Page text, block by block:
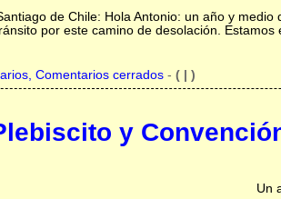
de Chile: Hola Antonio: un año y medio
por este camino de desolación. Estamos
Comentarios cerrados- ( | )
y
Un